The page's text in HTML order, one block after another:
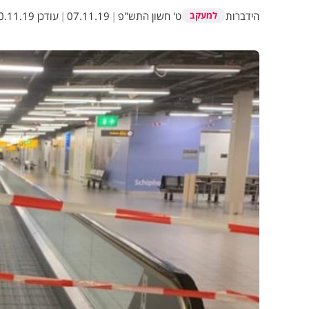
הידברות למעקב ט' חשון התש"פ |
07.11.19
| עודכן 21:51